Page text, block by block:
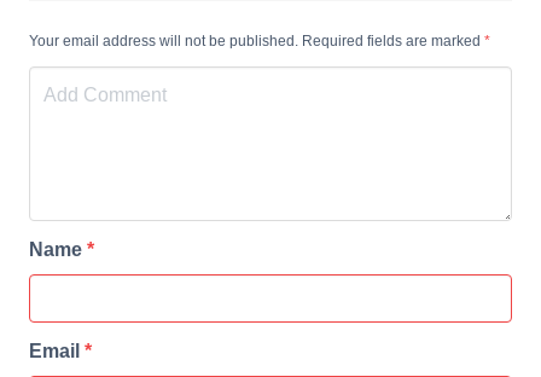
Your email address will not be published. Required fields are marked *
Name *
Email *